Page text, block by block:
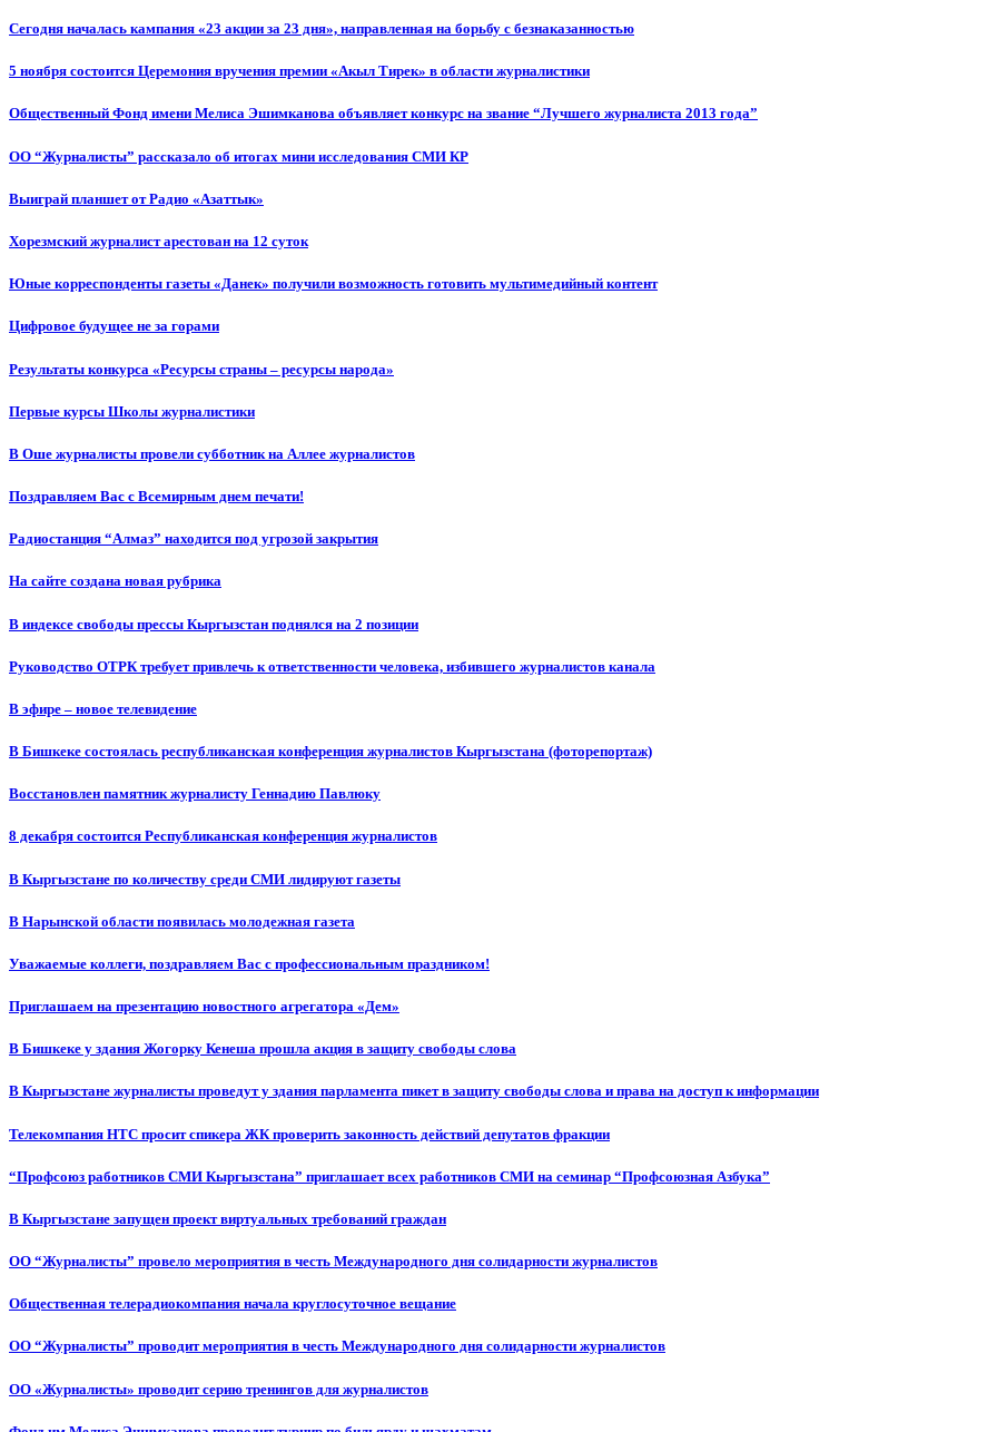
Сегодня началась кампания «23 акции за 23 дня», направленная на борьбу с безнаказанностью
5 ноября состоится Церемония вручения премии «Акыл Тирек» в области журналистики
Общественный Фонд имени Мелиса Эшимканова объявляет конкурс на звание “Лучшего журналиста 2013 года”
ОО “Журналисты” рассказало об итогах мини исследования СМИ КР
Выиграй планшет от Радио «Азаттык»
Хорезмский журналист арестован на 12 суток
Юные корреспонденты газеты «Данек» получили возможность готовить мультимедийный контент
Цифровое будущее не за горами
Результаты конкурса «Ресурсы страны – ресурсы народа»
Первые курсы Школы журналистики
В Оше журналисты провели субботник на Аллее журналистов
Поздравляем Вас с Всемирным днем печати!
Радиостанция “Алмаз” находится под угрозой закрытия
На сайте создана новая рубрика
В индексе свободы прессы Кыргызстан поднялся на 2 позиции
Руководство ОТРК требует привлечь к ответственности человека, избившего журналистов канала
В эфире – новое телевидение
В Бишкеке состоялась республиканская конференция журналистов Кыргызстана (фоторепортаж)
Восстановлен памятник журналисту Геннадию Павлюку
8 декабря состоится Республиканская конференция журналистов
В Кыргызстане по количеству среди СМИ лидируют газеты
В Нарынской области появилась молодежная газета
Уважаемые коллеги, поздравляем Вас с профессиональным праздником!
Приглашаем на презентацию новостного агрегатора «Дем»
В Бишкеке у здания Жогорку Кенеша прошла акция в защиту свободы слова
В Кыргызстане журналисты проведут у здания парламента пикет в защиту свободы слова и права на доступ к информации
Телекомпания НТС просит спикера ЖК проверить законность действий депутатов фракции
“Профсоюз работников СМИ Кыргызстана” приглашает всех работников СМИ на семинар “Профсоюзная Азбука”
В Кыргызстане запущен проект виртуальных требований граждан
ОО “Журналисты” провело мероприятия в честь Международного дня солидарности журналистов
Общественная телерадиокомпания начала круглосуточное вещание
ОО “Журналисты” проводит мероприятия в честь Международного дня солидарности журналистов
ОО «Журналисты» проводит серию тренингов для журналистов